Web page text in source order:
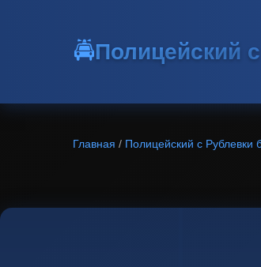
🚔Полицейский
Главная / Полицейский с Рублевки